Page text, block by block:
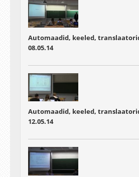
Automaadid, keeled, translaatorid
08.05.14
Automaadid, keeled, translaatorid
12.05.14